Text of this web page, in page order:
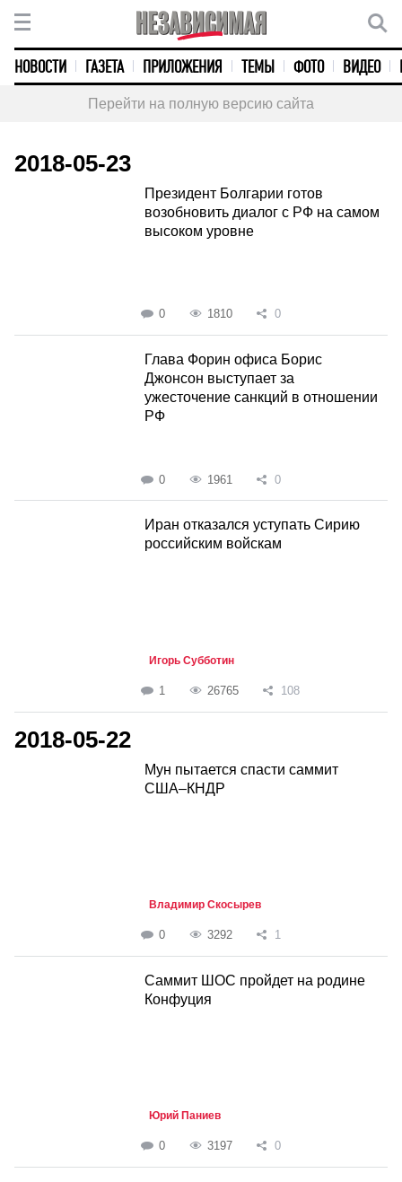
НОВОСТИ ГАЗЕТА ПРИЛОЖЕНИЯ ТЕМЫ ФОТО ВИДЕО
Перейти на полную версию сайта
2018-05-23
Президент Болгарии готов
возобновить диалог с РФ на самом
высоком уровне
0 1810 0
Глава Форин офиса Борис
Джонсон выступает за
ужесточение санкций в отношении
РФ
0 1961 0
Иран отказался уступать Сирию
российским войскам
Игорь Субботин
1 26765 108
2018-05-22
Мун пытается спасти саммит
США–КНДР
Владимир Скосырев
0 3292 1
Саммит ШОС пройдет на родине
Конфуция
Юрий Паниев
0 3197 0